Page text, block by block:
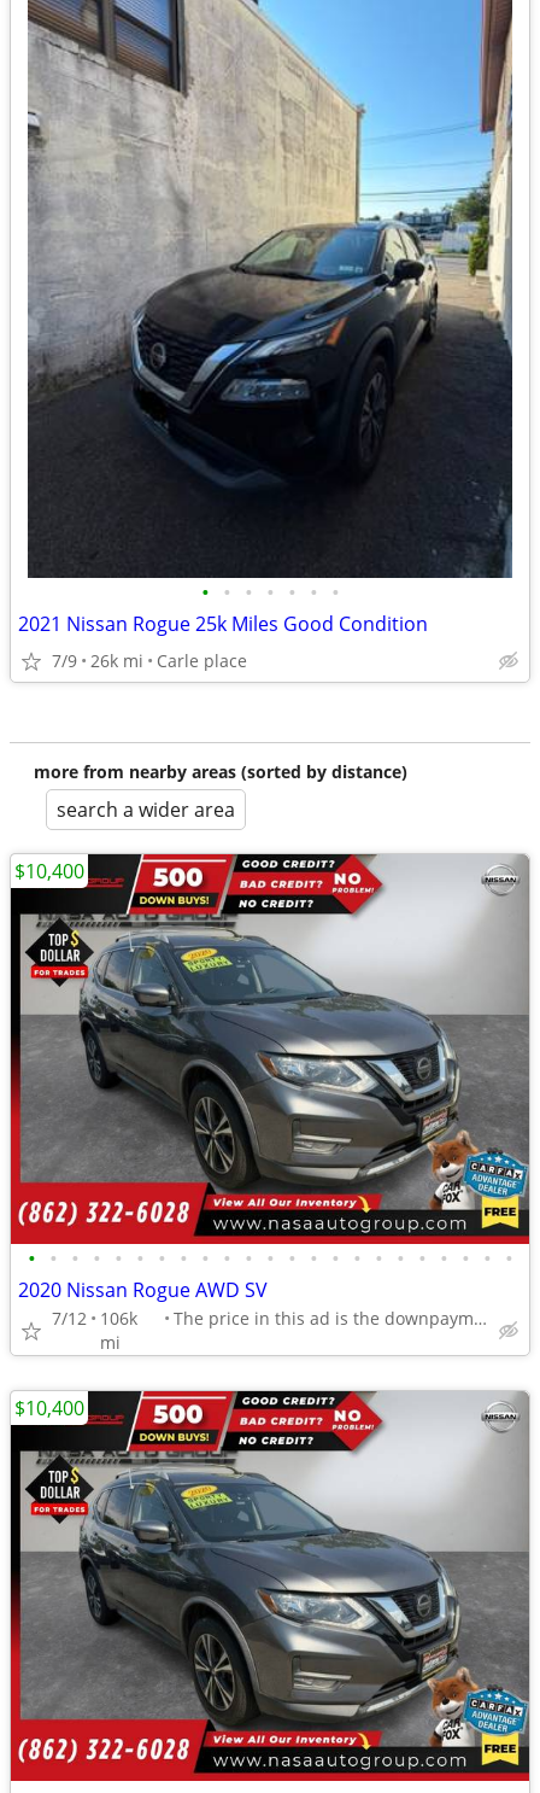
• • • • • • •
2021 Nissan Rogue 25k Miles Good Condition
7/9 26k mi Carle place
more from nearby areas (sorted by distance)
search a wider area
• • • • • • • • • • • • • • • • • • • • • • •
2020 Nissan Rogue AWD SV
7/12
106k
mi
The price in this ad is the downpayment
$10,400
$10,400